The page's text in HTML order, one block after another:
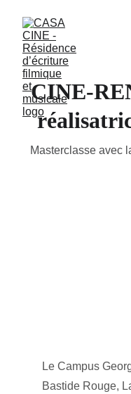
CINE-
Masterclasse avec
Le Campus
Bastide Rouge,